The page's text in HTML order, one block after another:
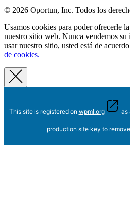
© 2026 Oportun, Inc. Todos los
Usamos cookies para poder ofrecerle
nuestro sitio web. Nunca vendemos
usar nuestro sitio, usted está de
de cookies.
This site is registered on wpml.org as
production site key to